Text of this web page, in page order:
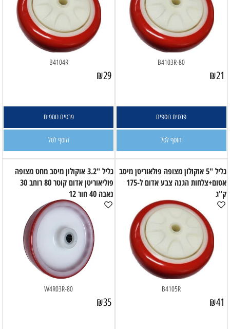
B4103R-80
₪21
פרטים נוספים
הוסף לסל
B4104R
₪29
פרטים נוספים
הוסף לסל
גליל "5 אוקולון מצופה פולאוריטן מיסב
אטום+צלחות הגנה צבע אדום ל-175
ק"ג
B4105R
₪41
גליל "3.2 אוקולון מיסב מחט מצופה
פוליאוריטן אדום קוטר 80 רוחב 30
נאבה 40 חור 12
W4R03R-80
₪35